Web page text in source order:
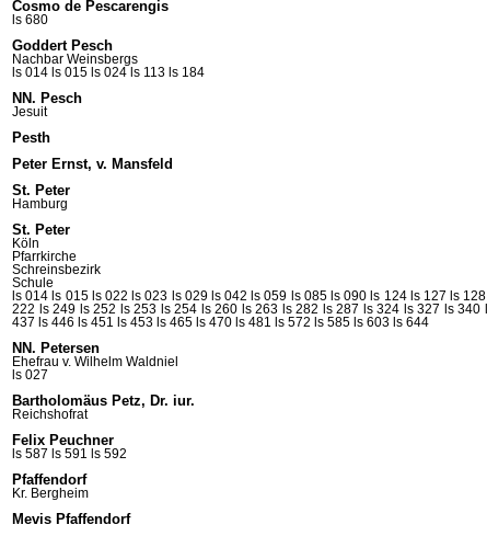
Cosmo de Pescarengis
ls 680
Goddert Pesch
Nachbar Weinsbergs
ls 014 ls 015 ls 024 ls 113 ls 184
NN. Pesch
Jesuit
Pesth
Peter Ernst, v. Mansfeld
St. Peter
Hamburg
St. Peter
Köln
Pfarrkirche
Schreinsbezirk
Schule
ls 014 ls 015 ls 022 ls 023 ls 029 ls 042 ls 059 ls 085 ls 090 ls 124 ls 127 ls 128
222 ls 249 ls 252 ls 253 ls 254 ls 260 ls 263 ls 282 ls 287 ls 324 ls 327 ls 340
437 ls 446 ls 451 ls 453 ls 465 ls 470 ls 481 ls 572 ls 585 ls 603 ls 644
NN. Petersen
Ehefrau v. Wilhelm Waldniel
ls 027
Bartholomäus Petz, Dr. iur.
Reichshofrat
Felix Peuchner
ls 587 ls 591 ls 592
Pfaffendorf
Kr. Bergheim
Mevis Pfaffendorf